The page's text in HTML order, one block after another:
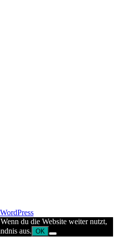
du die Website weiter nutzt,
aus. OK